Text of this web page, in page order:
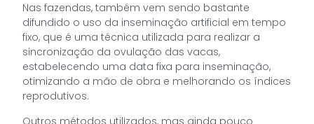
Nas fazendas, também vem sendo bastante
difundido o uso da inseminação artificial em tempo
fixo, que é uma técnica utilizada para realizar a
sincronização da ovulação das vacas,
estabelecendo uma data fixa para inseminação,
otimizando a mão de obra e melhorando os índices
reprodutivos.
Outros métodos utilizados, mas ainda pouco